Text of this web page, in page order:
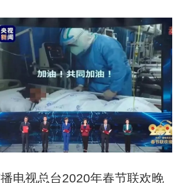
播电视总台2020年春节联欢晚